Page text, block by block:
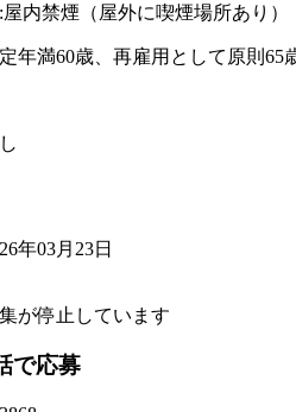
屋内禁煙（屋外に喫煙場所あり）
年満60歳、再雇用として原則65
年03月23日
が停止しています
で応募